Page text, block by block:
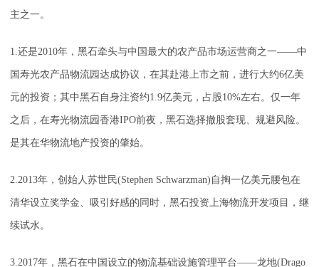
主之一。
1.还是2010年，黑石牵头与中国最大的农产品市场运营商之一——中
国寿光农产品物流园达成协议，在其赴港上市之前，进行大约6亿美
元的投资；其中黑石自身注资约1.9亿美元，占股10%左右。仅一年
之后，在寿光物流园香港IPO前夜，黑石选择撤股套现、规避风险。
是其在华物流地产投资的肇始。
2.2013年，创始人苏世民(Stephen Schwarzman)自掏一亿美元腰包在
清华设立奖学金、吸引好感的同时，黑石投资上海物流开发项目，继
续试水。
3.2017年，黑石在中国设立的物流基础设施管理平台——龙地(Drago